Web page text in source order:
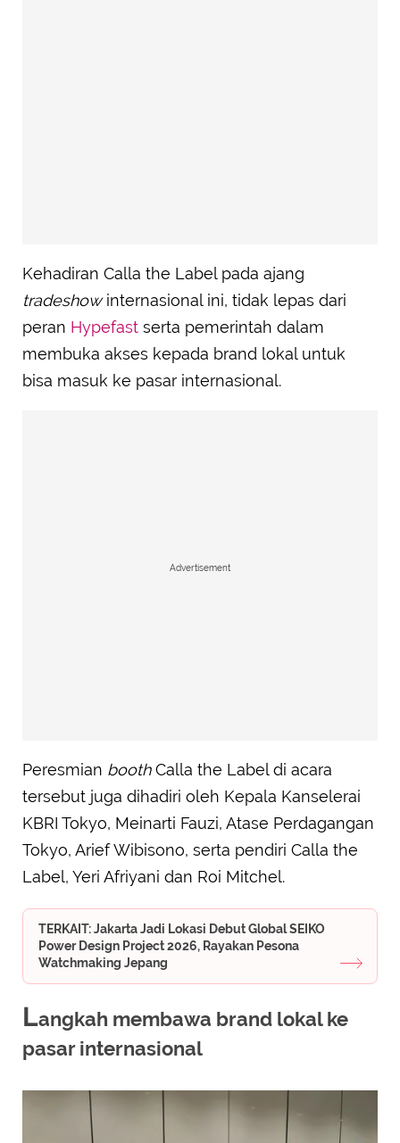
Kehadiran Calla the Label pada ajang
tradeshowinternasional ini, tidak lepas dari
peran Hypefast serta pemerintah dalam
membuka akses kepada brand lokal untuk
bisa masuk ke pasar internasional.
Advertisement
Peresmian boothCalla the Label di acara
tersebut juga dihadiri oleh Kepala Kanselerai
KBRI Tokyo, Meinarti Fauzi, Atase Perdagangan
Tokyo, Arief Wibisono, serta pendiri Calla the
Label, Yeri Afriyani dan Roi Mitchel.
TERKAIT: Jakarta Jadi Lokasi Debut Global SEIKO
Power Design Project 2026, Rayakan Pesona
Watchmaking Jepang
Langkah membawa brand lokal ke
pasar internasional